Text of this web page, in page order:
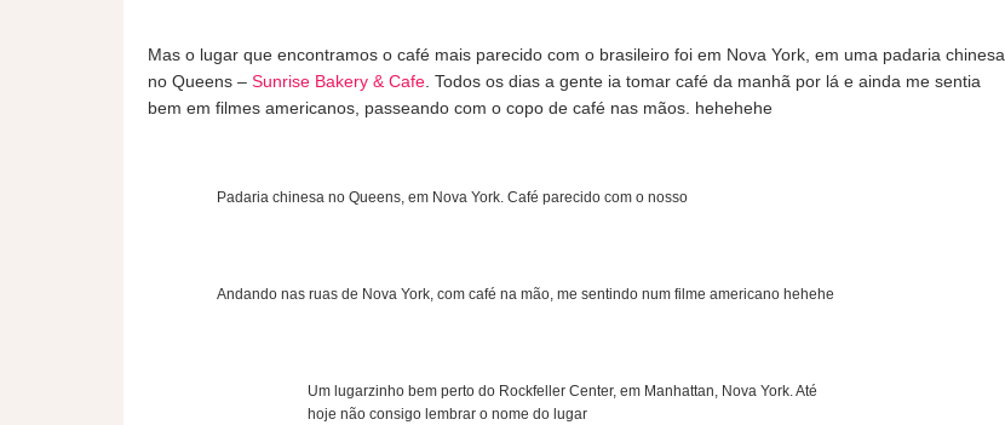
Mas o lugar que encontramos o café mais parecido com o brasileiro foi em Nova York, em uma padaria chinesa
no Queens – Sunrise Bakery & Cafe . Todos os dias a gente ia tomar café da manhã por lá e ainda me sentia
bem em filmes americanos, passeando com o copo de café nas mãos. hehehehe
Padaria chinesa no Queens, em Nova York. Café parecido com o nosso
Andando nas ruas de Nova York, com café na mão, me sentindo num filme americano hehehe
Um lugarzinho bem perto do Rockfeller Center, em Manhattan, Nova York. Até
hoje não consigo lembrar o nome do lugar